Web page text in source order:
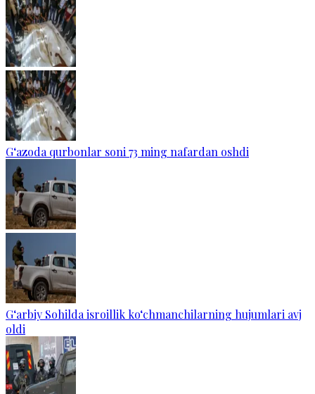
G‘azoda qurbonlar soni 73 ming nafardan oshdi
G‘arbiy Sohilda isroillik ko‘chmanchilarning hujumlari avj
oldi